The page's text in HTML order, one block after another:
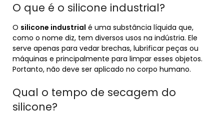
O que é o silicone industrial?
O silicone industrial é uma substância líquida que,
como o nome diz, tem diversos usos na indústria. Ele
serve apenas para vedar brechas, lubrificar peças ou
máquinas e principalmente para limpar esses objetos.
Portanto, não deve ser aplicado no corpo humano.
Qual o tempo de secagem do
silicone?